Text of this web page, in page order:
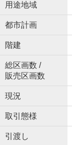
用途地域
都市計画
階建
総区画数 /
販売区画数
現況
取引態様
引渡し